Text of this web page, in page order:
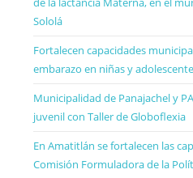
Sololá
Fortalecen capacidades
embarazo en niñas y
Municipalidad de Panajachel y
juvenil con Taller de Globoflexia
En Amatitlán se fortalecen las
Comisión Formuladora de la